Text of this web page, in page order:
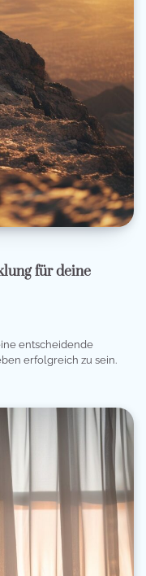
für deine
entscheidende
erfolgreich zu sein.